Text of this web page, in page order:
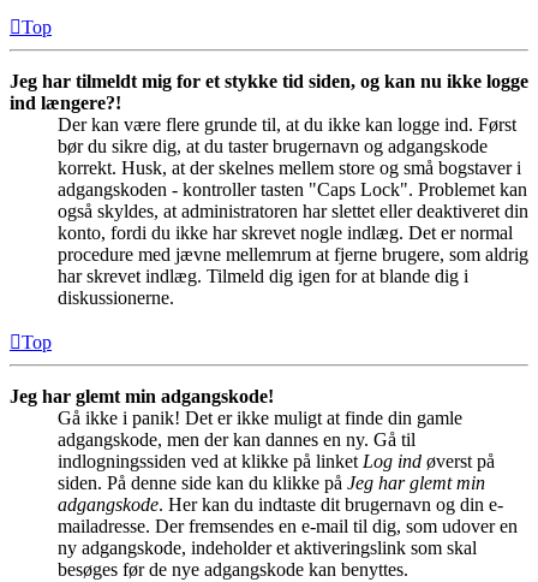
Top
Jeg har tilmeldt mig for et stykke tid siden, og kan nu ikke logge
ind længere?!
Der kan være flere grunde til, at du ikke kan logge ind. Først
bør du sikre dig, at du taster brugernavn og adgangskode
korrekt. Husk, at der skelnes mellem store og små bogstaver i
adgangskoden - kontroller tasten "Caps Lock". Problemet kan
også skyldes, at administratoren har slettet eller deaktiveret din
konto, fordi du ikke har skrevet nogle indlæg. Det er normal
procedure med jævne mellemrum at fjerne brugere, som aldrig
har skrevet indlæg. Tilmeld dig igen for at blande dig i
diskussionerne.
Top
Jeg har glemt min adgangskode!
Gå ikke i panik! Det er ikke muligt at finde din gamle
adgangskode, men der kan dannes en ny. Gå til
indlogningssiden ved at klikke på linket Log ind øverst på
siden. På denne side kan du klikke på Jeg har glemt min
adgangskode. Her kan du indtaste dit brugernavn og din e-
mailadresse. Der fremsendes en e-mail til dig, som udover en
ny adgangskode, indeholder et aktiveringslink som skal
besøges før de nye adgangskode kan benyttes.